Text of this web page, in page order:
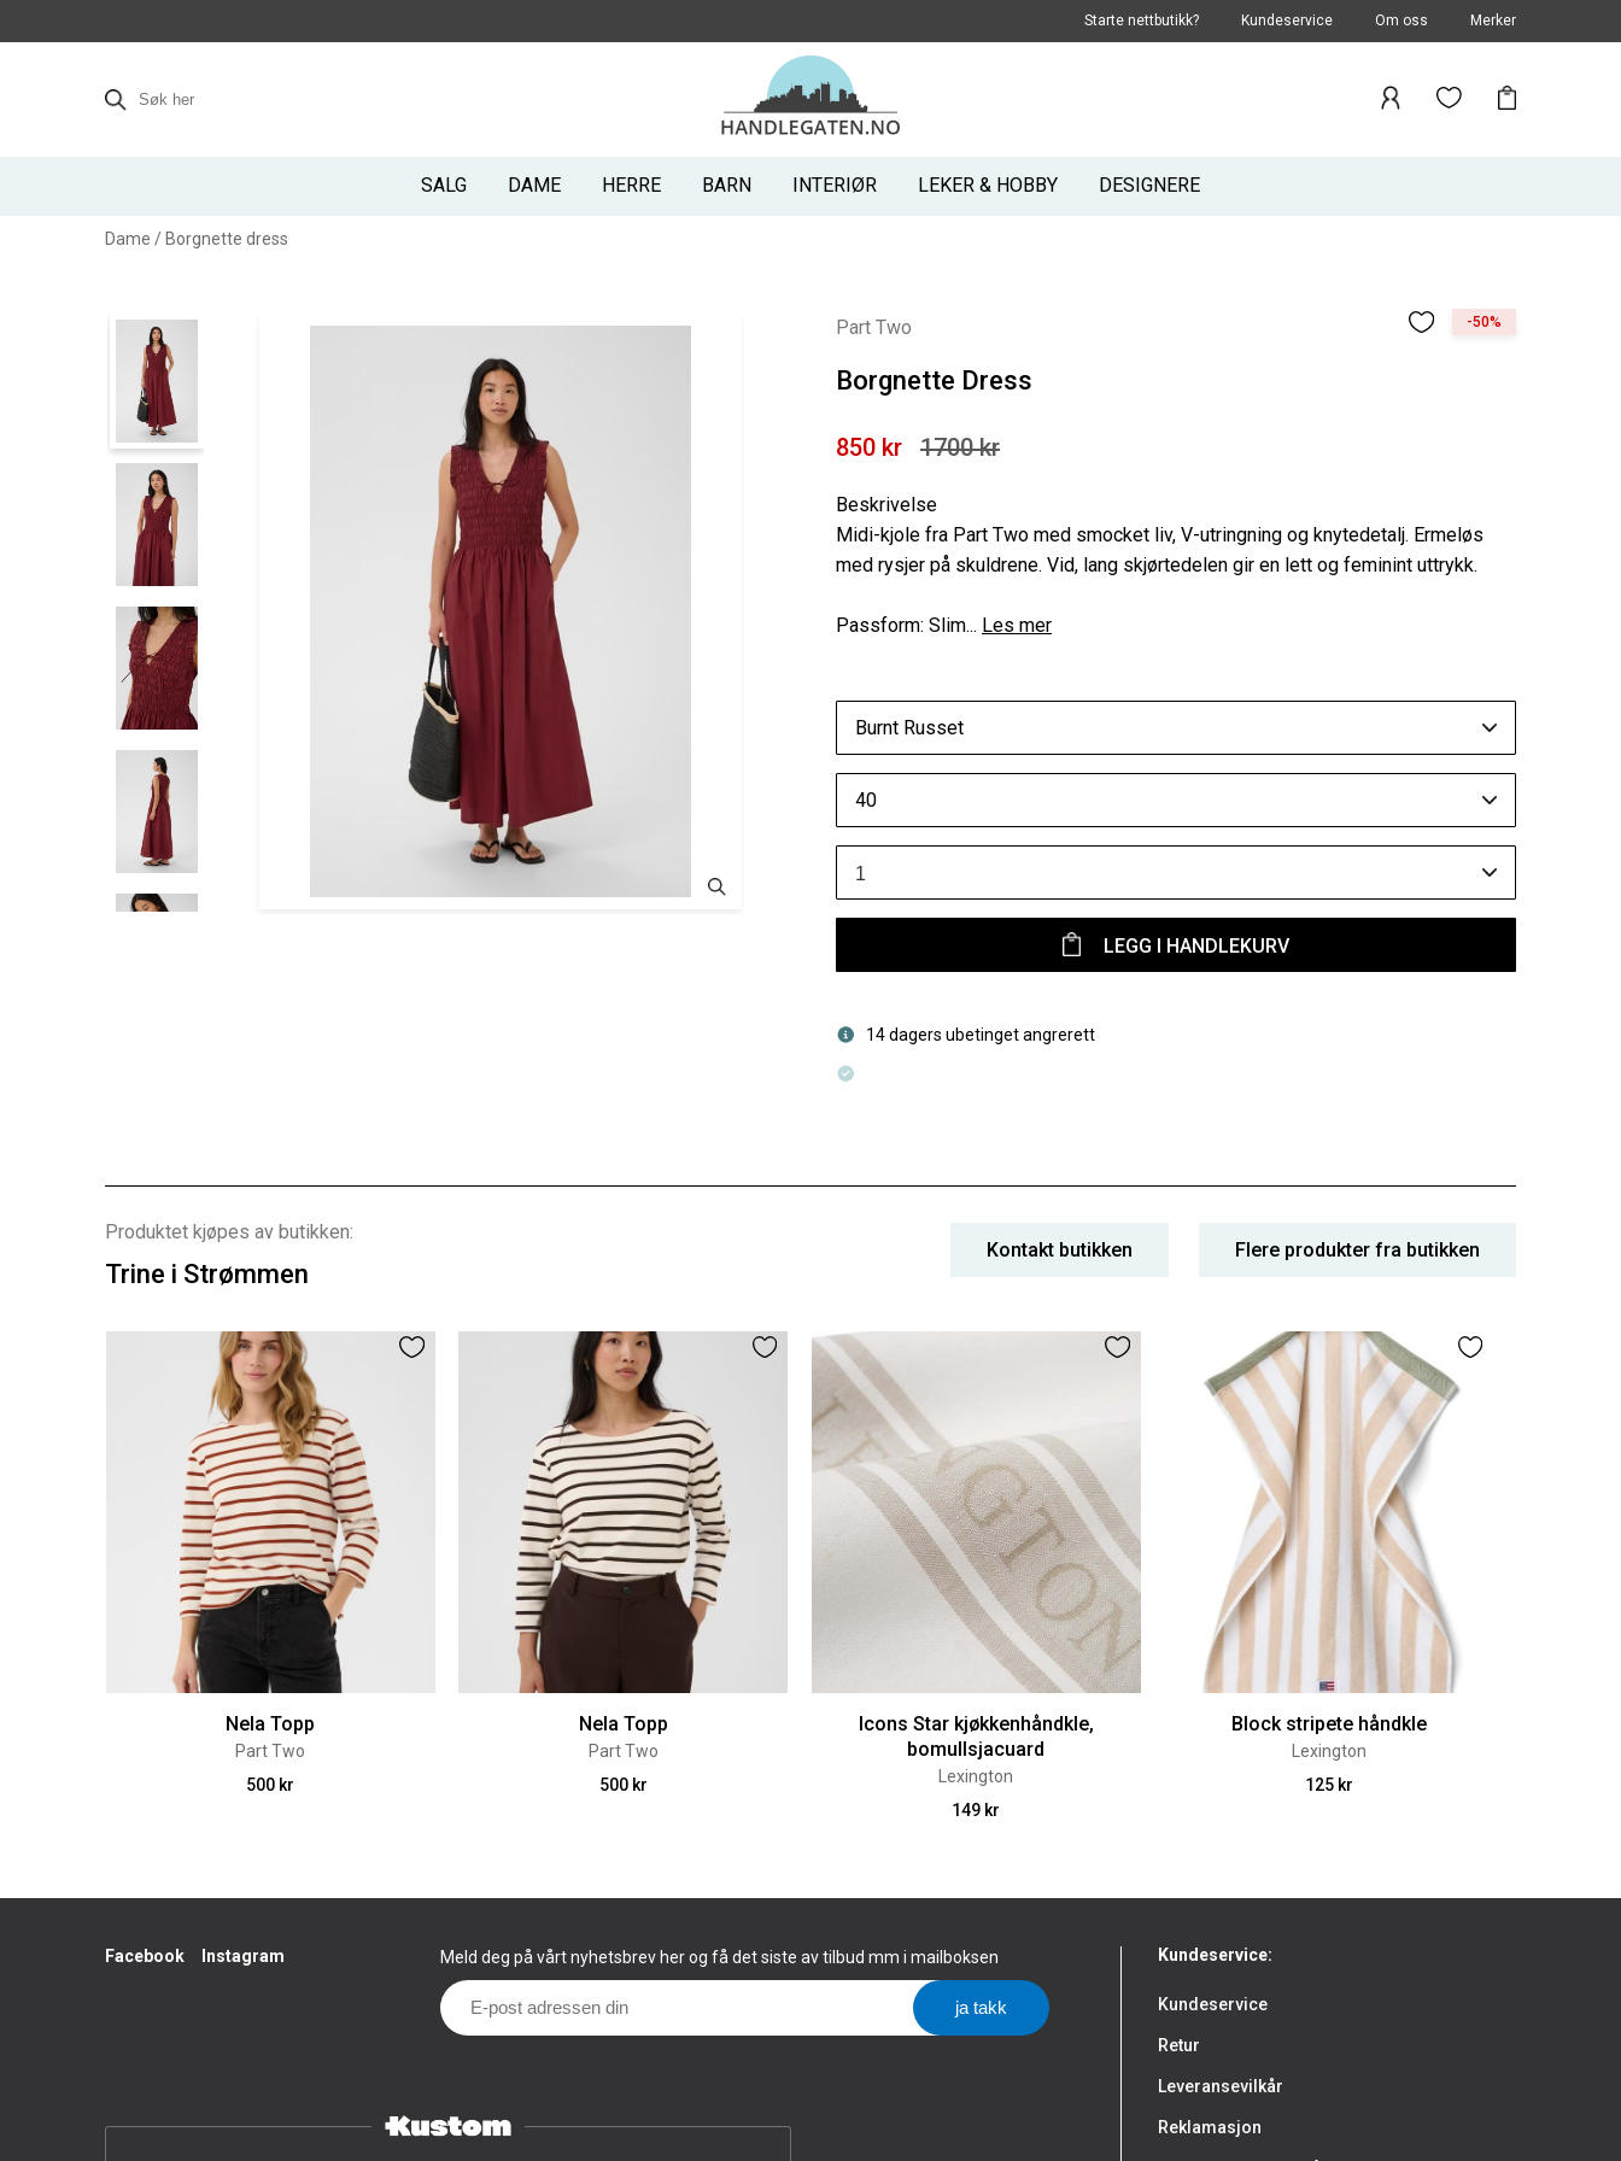
Starte nettbutikk? Kundeservice Om oss Merker
SALG DAME HERRE BARN INTERIØR LEKER & HOBBY DESIGNERE
Dame / Borgnette dress
-50%
Part Two
Borgnette Dress
850 kr 1700 kr
Beskrivelse
Midi-kjole fra Part Two med smocket liv, V-utringning og knytedetalj. Ermeløs
med rysjer på skuldrene. Vid, lang skjørtedelen gir en lett og feminint uttrykk.
Passform: Slim... Les mer
Burnt Russet
40
LEGG I HANDLEKURV
14 dagers ubetinget angrerett
Produktet kjøpes av butikken:
Trine i Strømmen
Flere produkter fra butikken
Kontakt butikken
Nela Topp
Part Two
500 kr
Nela Topp
Part Two
500 kr
Icons Star kjøkkenhåndkle,
bomullsjacuard
Lexington
149 kr
Block stripete håndkle
Lexington
125 kr
Facebook Instagram Meld deg på vårt nyhetsbrev her og få det siste av tilbud mm i mailboksen Kundeservice:
Kundeservice
Retur
Leveransevilkår
Reklamasjon